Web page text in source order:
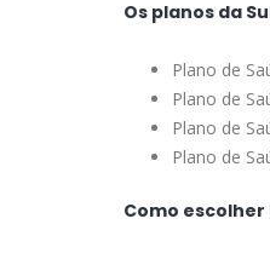
Os planos da
Plano de
Plano de
Plano de
Plano de
Como escolher